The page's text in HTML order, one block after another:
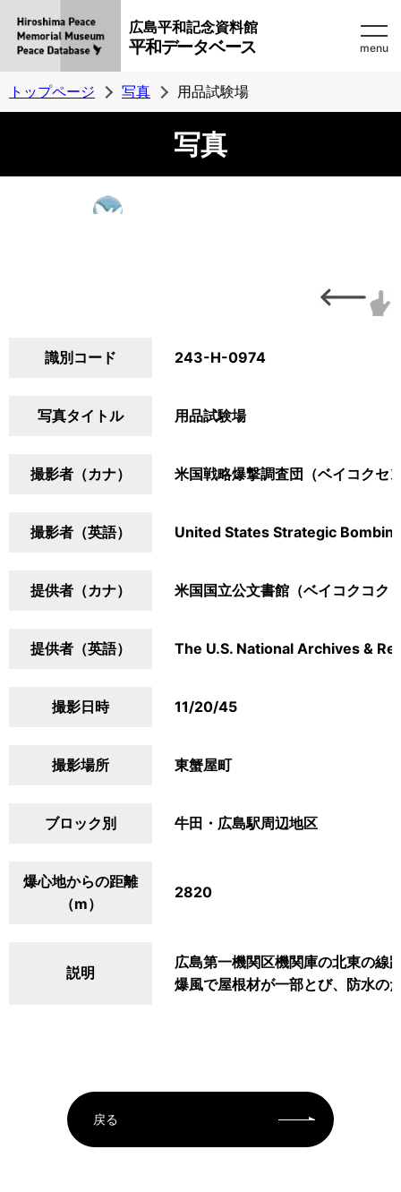
広島平和記念資料館
平和データベース menu
トップページ 写真 用品試験場
写真
識別コード 243-H-0974
写真タイトル 用品試験場
撮影者（カナ） 米国戦略爆撃調査団（ベイコクセ
撮影者（英語） United States Strategic
提供者（カナ） 米国国立公文書館（ベイコクコク
提供者（英語） The U.S. National Archives &
撮影日時 11/20/45
撮影場所 東蟹屋町
ブロック別 牛田・広島駅周辺地区
爆心地からの距離
（m）
2820
説明
広島第一機関区機関庫の北東の線
爆風で屋根材が一部とび、防水の
戻る